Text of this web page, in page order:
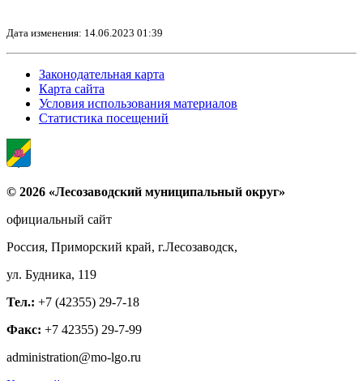
Дата изменения: 14.06.2023 01:39
Законодательная карта
Карта сайта
Условия использования материалов
Статистика посещений
© 2026 «Лесозаводский муниципальный округ»
официальный сайт
Россия, Приморский край, г.Лесозаводск,
ул. Будника, 119
Тел.: +7 (42355) 29-7-18
Факс: +7 42355) 29-7-99
administration@mo-lgo.ru